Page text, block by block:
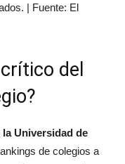
| Fuente: El
del
Universidad de
de colegios a